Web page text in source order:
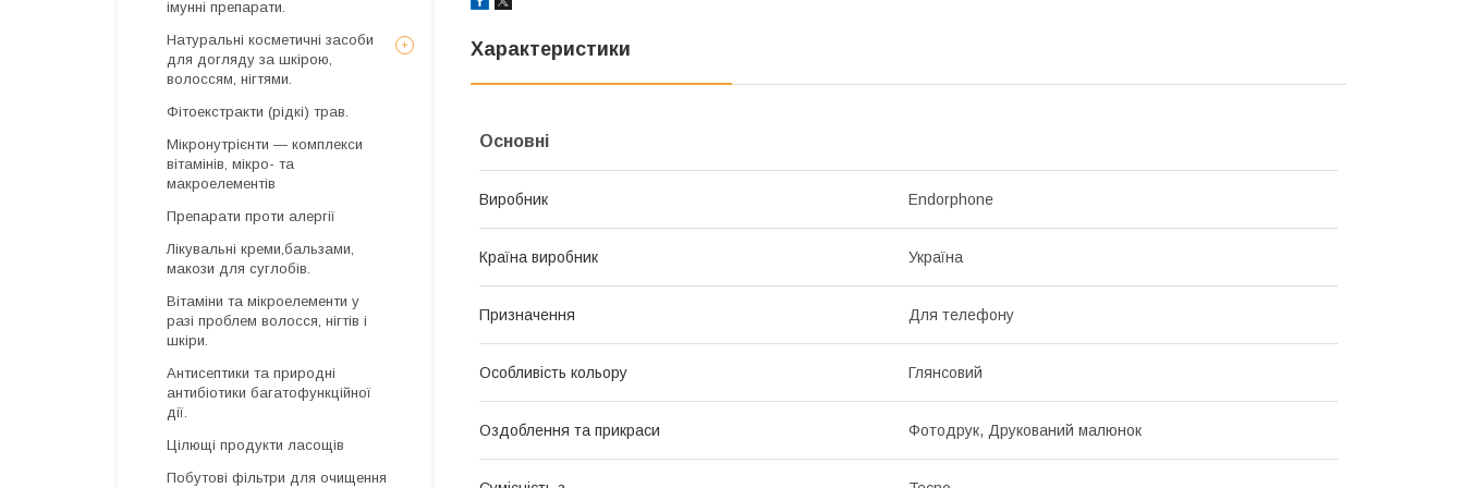
Характеристики
Основні
Виробник Endorphone
Країна виробник Україна
Призначення Для телефону
Особливість кольору Глянсовий
Оздоблення та прикраси Фотодрук, Друкований малюнок
імунні препарати.
Натуральні косметичні засоби
для догляду за шкірою,
волоссям, нігтями.
Фітоекстракти (рідкі) трав.
Мікронутрієнти — комплекси
вітамінів, мікро- та
макроелементів
Препарати проти алергії
Лікувальні креми,бальзами,
макози для суглобів.
Вітаміни та мікроелементи у
разі проблем волосся, нігтів і
шкіри.
Антисептики та природні
антибіотики багатофункційної
дії.
Цілющі продукти ласощів
Побутові фільтри для очищення